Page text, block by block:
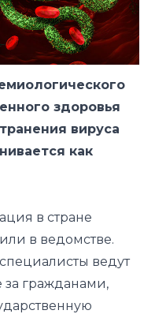
здоровья
вируса
как
в стране
в ведомстве.
ведут
гражданами,